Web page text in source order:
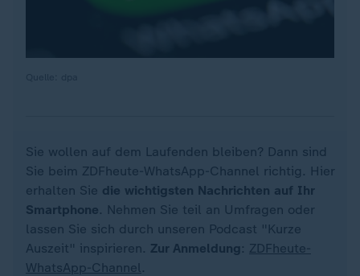
Sie wollen auf dem Laufenden bleiben? Dann sind
Sie beim ZDFheute-WhatsApp-Channel richtig. Hier
erhalten Sie die wichtigsten Nachrichten auf Ihr
Smartphone. Nehmen Sie teil an Umfragen oder
lassen Sie sich durch unseren Podcast "Kurze
Auszeit" inspirieren. Zur Anmeldung : ZDFheute-
WhatsApp-Channel.